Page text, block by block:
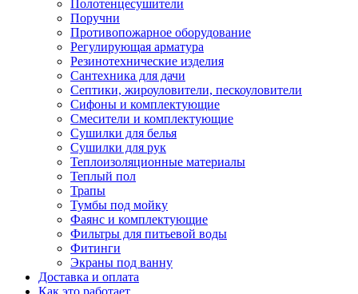
Полотенцесушители
Поручни
Противопожарное оборудование
Регулирующая арматура
Резинотехнические изделия
Сантехника для дачи
Септики, жироуловители, пескоуловители
Сифоны и комплектующие
Смесители и комплектующие
Сушилки для белья
Сушилки для рук
Теплоизоляционные материалы
Теплый пол
Трапы
Тумбы под мойку
Фаянс и комплектующие
Фильтры для питьевой воды
Фитинги
Экраны под ванну
Доставка и оплата